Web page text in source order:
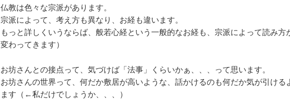
仏教は色々な宗派があります。
宗派によって、考え方も異なり、お経も違います。
もっと詳しくいうならば、般若心経という一般的なお経も、宗派によって読み方
変わってきます）
お坊さんとの接点って、気づけば「法事」くらいかぁ、、、って思います。
お坊さんの世界って、何だか敷居が高いような、話かけるのも何だか気が引ける
ます（←私だけでしょうか、、、）